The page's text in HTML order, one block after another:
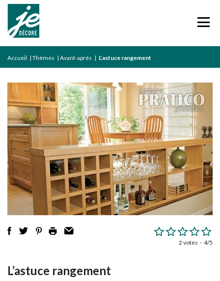
Accueil | Thèmes | Avant-après | L’astuce rangement
2 votes 4/5
L’astuce rangement